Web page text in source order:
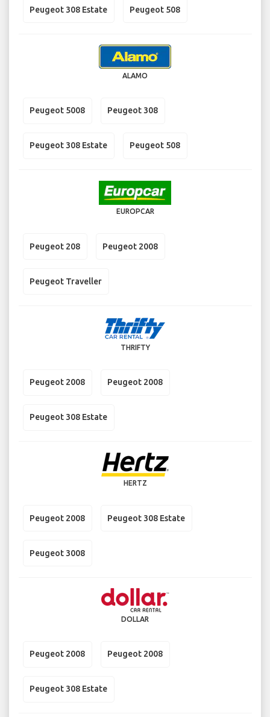
Peugeot 308 Estate Peugeot 508
ALAMO
Peugeot 5008 Peugeot 308
Peugeot 308 Estate Peugeot 508
EUROPCAR
Peugeot 208 Peugeot 2008
Peugeot Traveller
THRIFTY
Peugeot 2008 Peugeot 2008
Peugeot 308 Estate
HERTZ
Peugeot 2008 Peugeot 308 Estate
Peugeot 3008
DOLLAR
Peugeot 2008 Peugeot 2008
Peugeot 308 Estate